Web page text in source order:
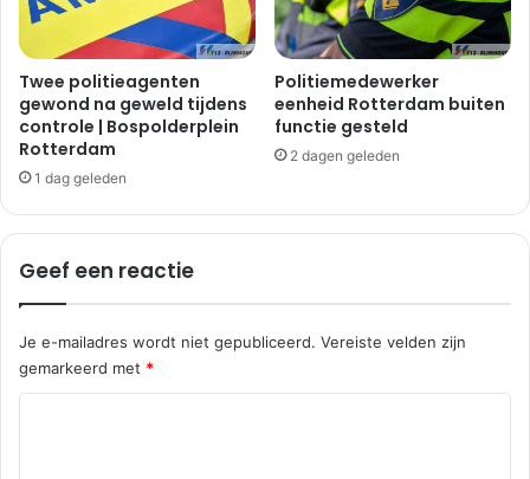
Twee politieagenten
gewond na geweld tijdens
controle | Bospolderplein
Rotterdam
1 dag geleden
Politiemedewerker
eenheid Rotterdam buiten
functie gesteld
2 dagen geleden
Geef een reactie
Je e-mailadres wordt niet gepubliceerd. Vereiste velden zijn
gemarkeerd met *